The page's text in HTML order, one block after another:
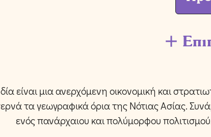
είναι μια ανερχόμενη οικονομική και
τα γεωγραφικά όρια της Νότιας Ασίας.
ενός πανάρχαιου και πολύμορφου